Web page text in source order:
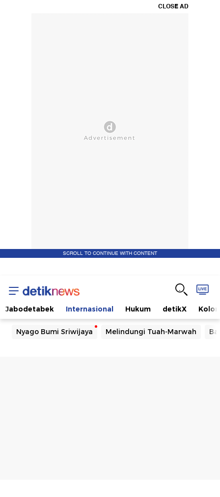
CLOSE AD
SCROLL TO CONTINUE WITH CONTENT
Jabodetabek Internasional Hukum detikX
Nyago Bumi Sriwijaya Melindungi Tuah-Marwah